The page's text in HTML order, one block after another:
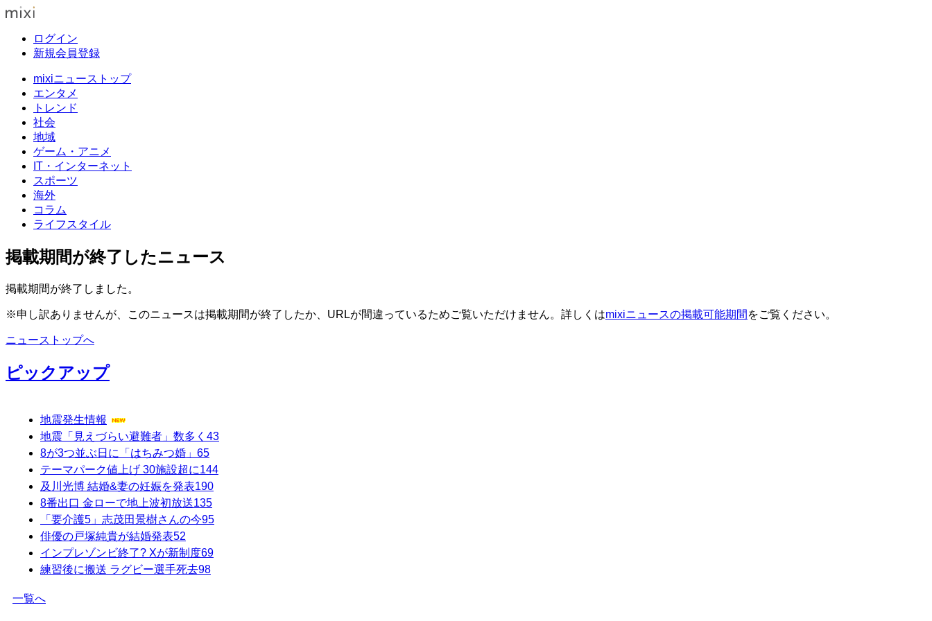
ログイン
新規会員登録
mixiニューストップ
エンタメ
トレンド
社会
地域
ゲーム・アニメ
IT・インターネット
スポーツ
海外
コラム
ライフスタイル
掲載期間が終了したニュース
掲載期間が終了しました。
※申し訳ありませんが、このニュースは掲載期間が終了したか、URLが間違っているためご覧いただけません。詳しくはmixiニュースの掲載可能期間 をご覧ください。
ニューストップへ
ピックアップ
地震発生情報
地震「見えづらい避難者」数多く 43
8が3つ並ぶ日に「はちみつ婚」 65
テーマパーク値上げ 30施設超に144
及川光博 結婚&妻の妊娠を発表190
8番出口 金ローで地上波初放送135
「要介護5」志茂田景樹さんの今95
俳優の戸塚純貴が結婚発表52
インプレゾンビ終了? Xが新制度69
練習後に搬送 ラグビー選手死去98
一覧へ